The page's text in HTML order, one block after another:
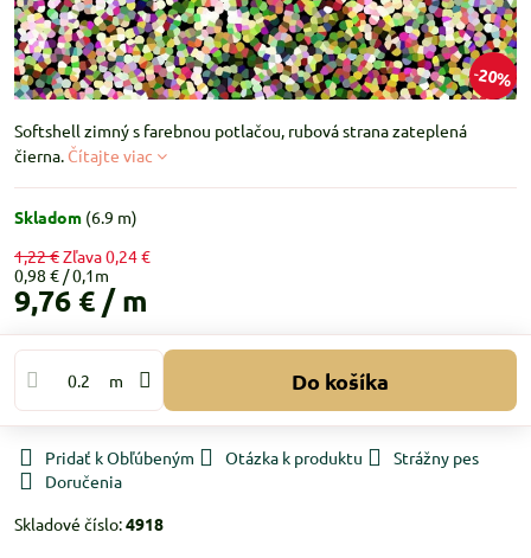
20%
Softshell zimný s farebnou potlačou, rubová strana zateplená
čierna. Čítajte viac
Skladom (6.9 m)
1,22 €Zľava0,24 €
0,98 €
9,76 € / m
m Do košíka
Pridať k Obľúbeným Otázka k produktu
Strážny pes
Doručenia
Skladové číslo:4918